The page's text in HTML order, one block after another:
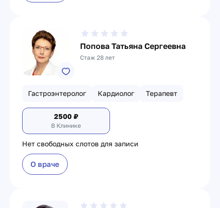
Попова Татьяна Сергеевна
Стаж 28 лет
Гастроэнтеролог Кардиолог Терапевт
2500 ₽
В Клинике
Нет свободных слотов для записи
О враче